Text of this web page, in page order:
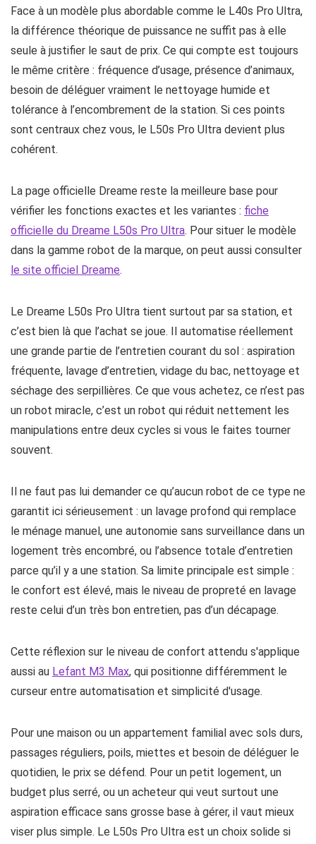
Face à un modèle plus abordable comme le L40s Pro Ultra,
la différence théorique de puissance ne suffit pas à elle
seule à justifier le saut de prix. Ce qui compte est toujours
le même critère : fréquence d’usage, présence d’animaux,
besoin de déléguer vraiment le nettoyage humide et
tolérance à l’encombrement de la station. Si ces points
sont centraux chez vous, le L50s Pro Ultra devient plus
cohérent.
La page officielle Dreame reste la meilleure base pour
vérifier les fonctions exactes et les variantes : fiche
officielle du Dreame L50s Pro Ultra. Pour situer le modèle
dans la gamme robot de la marque, on peut aussi consulter
le site officiel Dreame.
Le Dreame L50s Pro Ultra tient surtout par sa station, et
c’est bien là que l’achat se joue. Il automatise réellement
une grande partie de l’entretien courant du sol : aspiration
fréquente, lavage d’entretien, vidage du bac, nettoyage et
séchage des serpillières. Ce que vous achetez, ce n’est pas
un robot miracle, c’est un robot qui réduit nettement les
manipulations entre deux cycles si vous le faites tourner
souvent.
Il ne faut pas lui demander ce qu’aucun robot de ce type ne
garantit ici sérieusement : un lavage profond qui remplace
le ménage manuel, une autonomie sans surveillance dans un
logement très encombré, ou l’absence totale d’entretien
parce qu’il y a une station. Sa limite principale est simple :
le confort est élevé, mais le niveau de propreté en lavage
reste celui d’un très bon entretien, pas d’un décapage.
Cette réflexion sur le niveau de confort attendu s'applique
aussi au Lefant M3 Max, qui positionne différemment le
curseur entre automatisation et simplicité d'usage.
Pour une maison ou un appartement familial avec sols durs,
passages réguliers, poils, miettes et besoin de déléguer le
quotidien, le prix se défend. Pour un petit logement, un
budget plus serré, ou un acheteur qui veut surtout une
aspiration efficace sans grosse base à gérer, il vaut mieux
viser plus simple. Le L50s Pro Ultra est un choix solide si